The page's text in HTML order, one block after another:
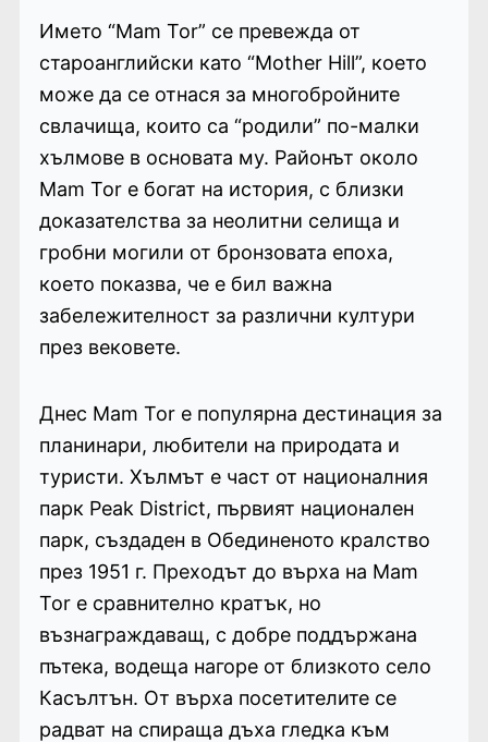
Името “Mam Tor” се превежда от
староанглийски като “Mother Hill”, което
може да се отнася за многобройните
свлачища, които са “родили” по-малки
хълмове в основата му. Районът около
Mam Tor е богат на история, с близки
доказателства за неолитни селища и
гробни могили от бронзовата епоха,
което показва, че е бил важна
забележителност за различни култури
през вековете.
Днес Mam Tor е популярна дестинация за
планинари, любители на природата и
туристи. Хълмът е част от националния
парк Peak District, първият национален
парк, създаден в Обединеното кралство
през 1951 г. Преходът до върха на Mam
Tor е сравнително кратък, но
възнаграждаващ, с добре поддържана
пътека, водеща нагоре от близкото село
Касълтън. От върха посетителите се
радват на спираща дъха гледка към